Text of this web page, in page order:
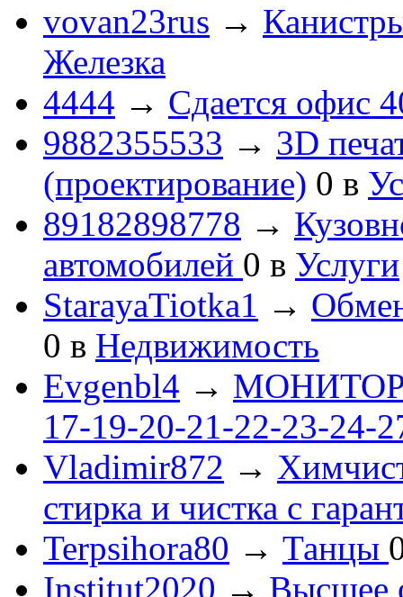
vovan23rus →
Железка
4444 → Сдается офис
9882355533 → 3D
(проектирование) 0 в
89182898778 →
автомобилей 0 в Услуги
StarayaTiotka1 →
0 в Недвижимость
Evgenbl4 → МОНИТОРЫ
17-19-20-21-22-23-24-
Vladimir872 →
стирка и чистка с
Terpsihora80 → Танцы
Institut2020 → Высшее